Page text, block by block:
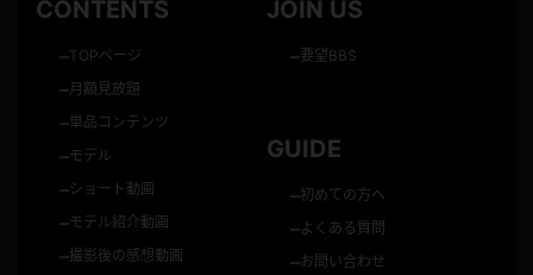
CONTENTS
–TOPページ
–月額見放題
–単品コンテンツ
–モデル
–ショート動画
–モデル紹介動画
–撮影後の感想動画
JOIN US
–要望BBS
GUIDE
–初めての方へ
–よくある質問
–お問い合わせ